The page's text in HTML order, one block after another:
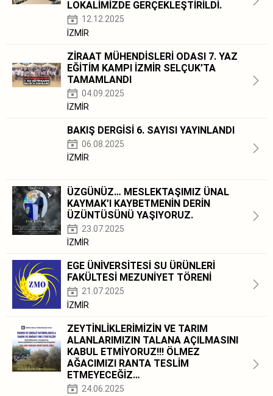
LOKALİMİZDE GERÇEKLEŞTİRİLDİ.
12.12.2025
İZMİR
ZİRAAT MÜHENDİSLERİ ODASI 7. YAZ
EĞİTİM KAMPI İZMİR SELÇUK’TA
TAMAMLANDI
04.09.2025
İZMİR
BAKIŞ DERGİSİ 6. SAYISI YAYINLANDI
06.08.2025
İZMİR
ÜZGÜNÜZ… MESLEKTAŞIMIZ ÜNAL
KAYMAK’I KAYBETMENİN DERİN
ÜZÜNTÜSÜNÜ YAŞIYORUZ.
23.07.2025
İZMİR
EGE ÜNİVERSİTESİ SU ÜRÜNLERİ
FAKÜLTESİ MEZUNİYET TÖRENİ
21.07.2025
İZMİR
ZEYTİNLİKLERİMİZİN VE TARIM
ALANLARIMIZIN TALANA AÇILMASINI
KABUL ETMİYORUZ!!! ÖLMEZ
AĞACIMIZI RANTA TESLİM
ETMEYECEĞİZ…
24.06.2025